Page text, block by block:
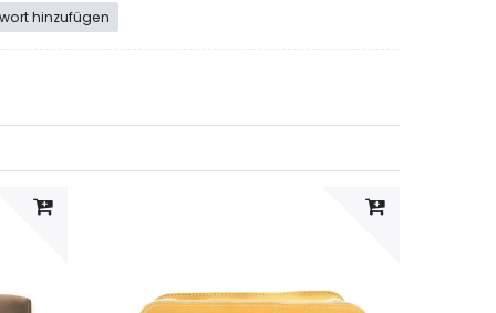
hinzufügen